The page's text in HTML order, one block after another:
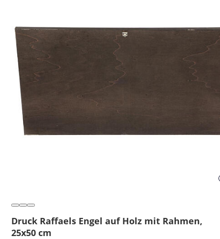
Druck Raffaels Engel auf Holz mit Rahmen,
25x50 cm